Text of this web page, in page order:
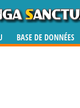
BASE DE DONNÉES